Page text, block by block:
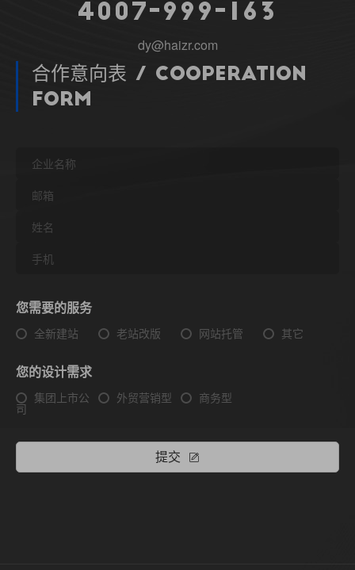
4 0 0 7- 9 9 9 - 6 3
dy@haizr.com
合作意向表 / Cooperation
Form
您需要的服务
全新建站 老站改版 网站托管 其它
您的设计需求
集团上市公
司
外贸营销型 商务型
提交